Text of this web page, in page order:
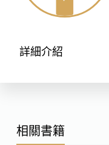
詳細介紹
相關書籍